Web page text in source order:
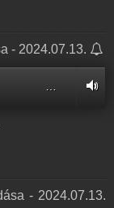
- 2024.07.13.
- 2024.07.13.